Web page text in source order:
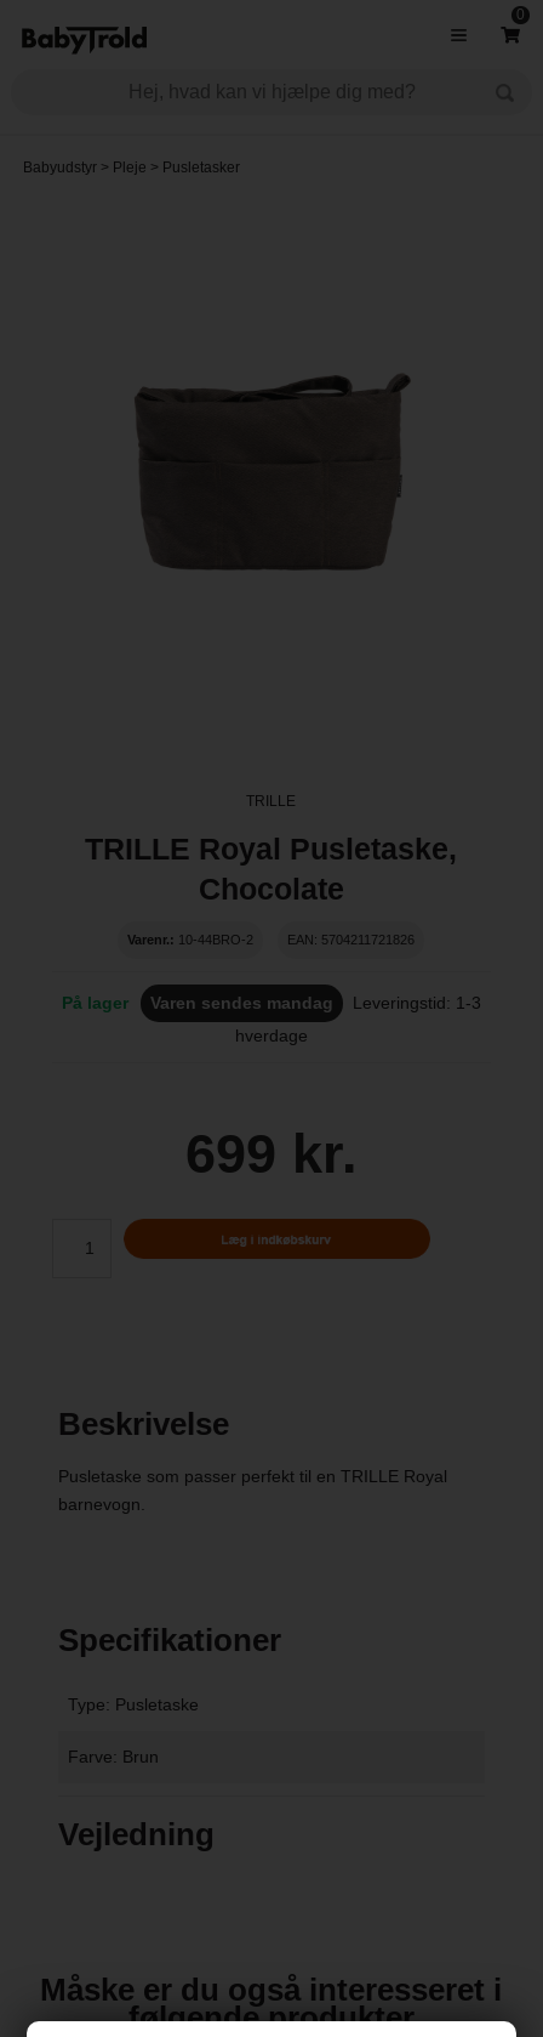
0
Babyudstyr> Pleje > Pusletasker
TRILLE
TRILLE Royal Pusletaske,
Chocolate
Varenr.: 10-44BRO-2 EAN: 5704211721826
På lager Varen sendes mandag
Leveringstid: 1-3
hverdage
699 kr.
Beskrivelse
Pusletaske som passer perfekt til en TRILLE Royal
barnevogn.
Specifikationer
Type: Pusletaske
Farve: Brun
Vejledning
Måske er du også interesseret i
følgende produkter